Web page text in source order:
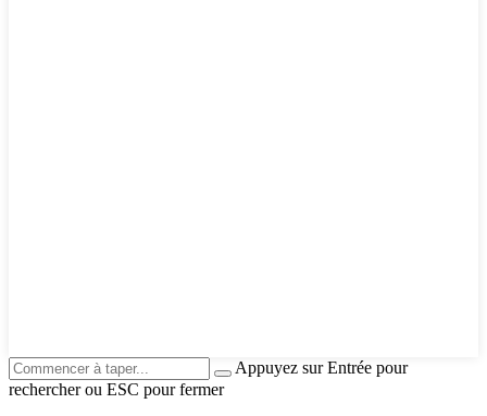
Appuyez sur Entrée pour
rechercher ou ESC pour fermer